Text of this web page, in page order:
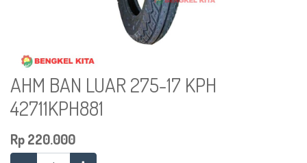
AHM BAN LUAR 275-17 KPH
42711KPH881
Rp220.000